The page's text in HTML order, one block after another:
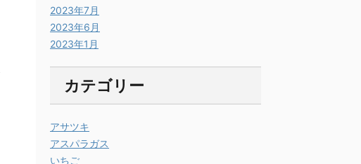
2023年7月
2023年6月
2023年1月
カテゴリー
アサツキ
アスパラガス
いちご